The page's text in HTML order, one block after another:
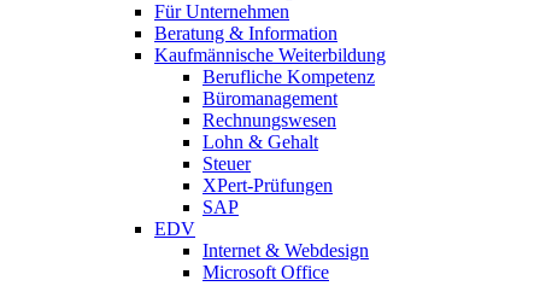
Für Unternehmen
Beratung & Information
Kaufmännische Weiterbildung
Berufliche Kompetenz
Büromanagement
Rechnungswesen
Lohn & Gehalt
Steuer
XPert-Prüfungen
SAP
EDV
Internet & Webdesign
Microsoft Office